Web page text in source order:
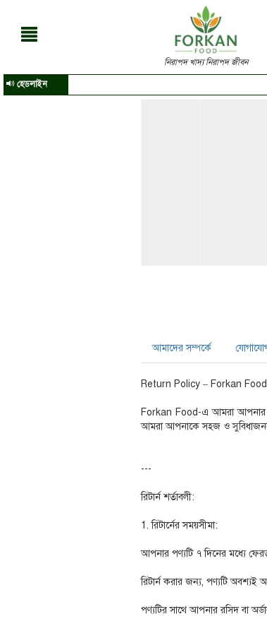
নিরাপদ খাদ্য নিরাপদ জীবন
হেডলাইন
আমাদের সম্পর্কে
Return Policy – Forkan Food
Forkan Food-এ আমরা আপনার
আমরা আপনাকে সহজ ও সুবিধাজনক
---
রিটার্ন শর্তাবলী:
1. রিটার্নের সময়সীমা:
আপনার পণ্যটি ৭ দিনের মধ্যে
রিটার্ন করার জন্য, পণ্যটি অবশ্যই
পণ্যটির সাথে আপনার রসিদ বা